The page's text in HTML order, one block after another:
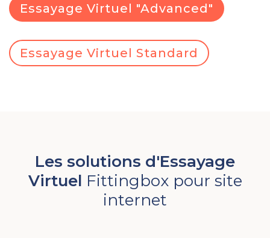
Essayage Virtuel "Advanced"
Essayage Virtuel Standard
Les solutions d'Essayage
Virtuel Fittingbox pour site
internet